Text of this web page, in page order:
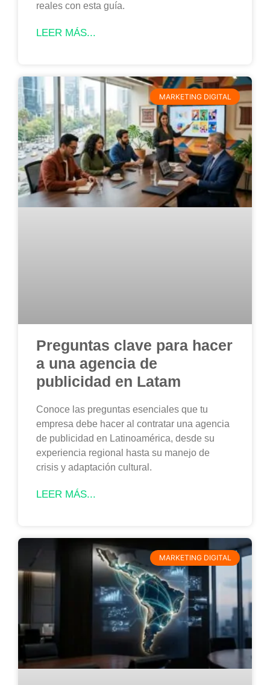
reales con esta guía.
LEER MÁS...
MARKETING DIGITAL
Preguntas clave para hacer
a una agencia de
publicidad en Latam
Conoce las preguntas esenciales que tu
empresa debe hacer al contratar una agencia
de publicidad en Latinoamérica, desde su
experiencia regional hasta su manejo de
crisis y adaptación cultural.
LEER MÁS...
MARKETING DIGITAL